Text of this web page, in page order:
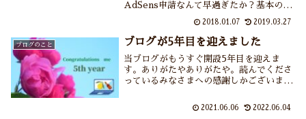
AdSens申請なんて早過ぎたか？基本の
した。せっかく審査を通していただいても
役に立てず。こういうのを後の祭りと呼ぶ
のでしょうね…。
2018.01.07 2019.03.27
ブログのこと ブログが5年目を迎えました
当ブログがもうすぐ開設5年目を迎えま
す。ありがたやありがたや。読んでくださ
っているみなさまへの感謝しかございませ
歳の還暦までは書き続けるつもりでおりま
すが、はてさてどうなりますやら。
2021.06.06 2022.06.04